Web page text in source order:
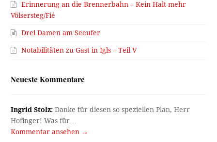
Erinnerung an die Brennerbahn – Kein Halt mehr
Völsersteg/Fié
Drei Damen am Seeufer
Notabilitäten zu Gast in Igls – Teil V
Neueste Kommentare
Ingrid Stolz: Danke für diesen so speziellen Plan, Herr
Hofinger! Was für…
Kommentar ansehen →